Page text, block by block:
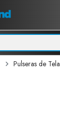
Pulseras de Tela